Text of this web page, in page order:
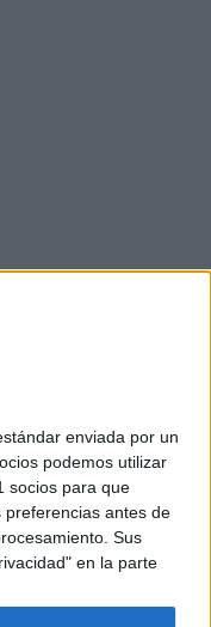
enviada por un
podemos utilizar
socios para que
antes de
Sus
en la parte